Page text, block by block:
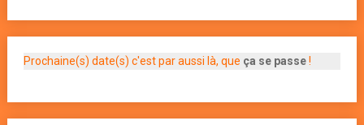
Prochaine(s) date(s) c'est par aussi là, que ça se passe!